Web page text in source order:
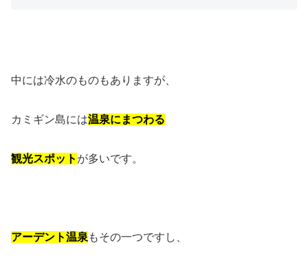
中には冷水のものもありますが、
カミギン島には温泉にまつわる
観光スポット が多いです。
アーデント温泉 もその一つですし、